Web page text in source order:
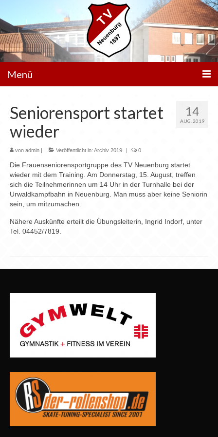
Menü
Aktivitäten
Trainingszeiten
Service
Aktuelle News
Veranstaltungen
14
AUG. 2019
Seniorensport startet
wieder
von admin | Veröffentlicht in: Archiv 2019 | 0
Die Frauenseniorensportgruppe des TV Neuenburg startet
wieder mit dem Training. Am Donnerstag, 15. August, treffen
sich die Teilnehmerinnen um 14 Uhr in der Turnhalle bei der
Urwaldkampfbahn in Neuenburg. Man muss aber keine Seniorin
sein, um mitzumachen.
Nähere Auskünfte erteilt die Übungsleiterin, Ingrid Indorf, unter
Tel. 04452/7819.